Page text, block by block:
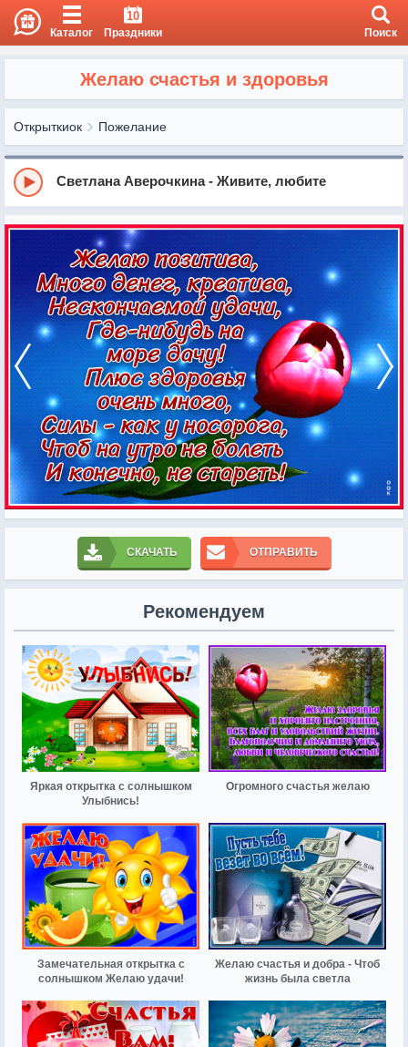
Каталог
10
Праздники Поиск
Желаю счастья и здоровья
Открыткиок Пожелание
Светлана Аверочкина - Живите, любите
СКАЧАТЬ ОТПРАВИТЬ
Рекомендуем
Яркая открытка с солнышком
Улыбнись!
Огромного счастья желаю
Замечательная открытка с
солнышком Желаю удачи!
Желаю счастья и добра - Чтоб
жизнь была светла